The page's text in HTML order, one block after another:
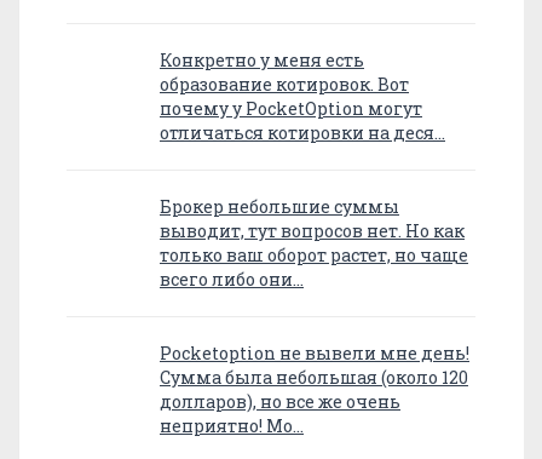
Конкретно у меня есть
образование котировок. Вот
почему у PocketOption могут
отличаться котировки на деся…
Брокер небольшие суммы
выводит, тут вопросов нет. Но как
только ваш оборот растет, но чаще
всего либо они…
Pocketoption не вывели мне день!
Сумма была небольшая (около 120
долларов), но все же очень
неприятно! Мо…